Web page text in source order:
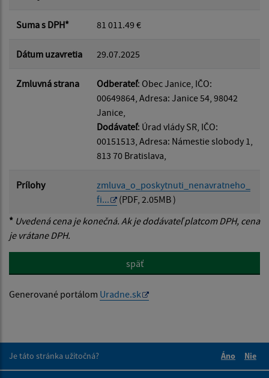
Suma s DPH* 81 011.49 €
Dátum uzavretia 29.07.2025
Zmluvná strana Odberateľ: Obec Janice, IČO:
00649864, Adresa: Janice 54, 98042
Janice,
Dodávateľ: Úrad vlády SR, IČO:
00151513, Adresa: Námestie slobody 1,
813 70 Bratislava,
Prílohy
zmluva_o_poskytnuti_nenavratneho_
fi...
(PDF, 2.05MB )
* Uvedená cena je konečná. Ak je dodávateľ platcom DPH, cena
je vrátane DPH.
späť
Generované portálom Uradne.sk
Je táto stránka užitočná?
Áno
Nie